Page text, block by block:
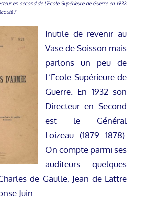
en second de l’Ecole Supérieure de Guerre en 1932.
?
Inutile de revenir au
Vase de Soisson mais
parlons un peu de
L’Ecole Supérieure de
Guerre. En 1932 son
Directeur en Second
est le Général
Loizeau (1879 1878).
On compte parmi ses
auditeurs quelques
de Gaulle, Jean de Lattre
Juin…